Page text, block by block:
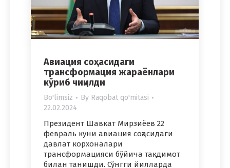
Авиация соҳасидаги
трансформация жараёнлари
кўриб чиқилди
Bo'limsiz By Raqobat qo'mitasi
22.02.2024
Президент Шавкат Мирзиёев 22
февраль куни авиация соҳасидаги
давлат корхоналари
трансформацияси бўйича тақдимот
билан танишди. Сўнгги йилларда